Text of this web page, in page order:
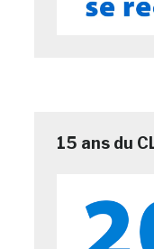
15 ans du